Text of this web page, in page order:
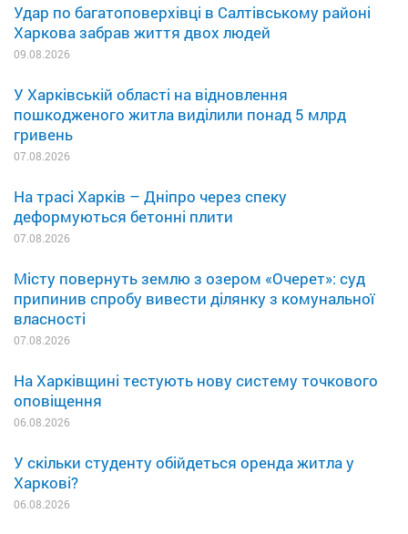
Удар по багатоповерхівці в Салтівському районі
Харкова забрав життя двох людей
09.08.2026
У Харківській області на відновлення
пошкодженого житла виділили понад 5 млрд
гривень
07.08.2026
На трасі Харків – Дніпро через спеку
деформуються бетонні плити
07.08.2026
Місту повернуть землю з озером «Очерет»: суд
припинив спробу вивести ділянку з комунальної
власності
07.08.2026
На Харківщині тестують нову систему точкового
оповіщення
06.08.2026
У скільки студенту обійдеться оренда житла у
Харкові?
06.08.2026